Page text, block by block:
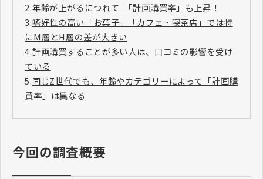
2.年齢が上がるにつれて 「計画購買率」も上昇！
3.嗜好性の高い「お菓子」「カフェ・喫茶店」では特
にM層とH層の差が大きい
4.計画購買することが多い人は、口コミの影響を受け
ている
5.同じZ世代でも、年齢やカテゴリーによって「計画購
買率」は異なる
今回の調査概要